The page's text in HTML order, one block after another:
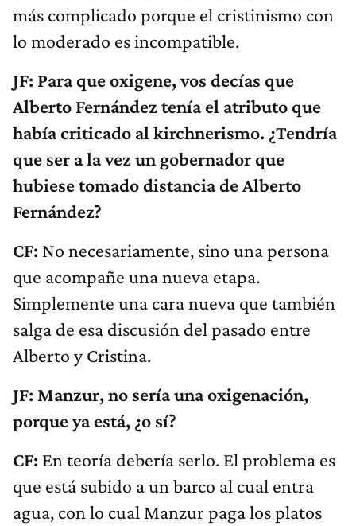
más complicado porque el cristinismo con
lo moderado es incompatible.
JF: Para que oxigene, vos decías que
Alberto Fernández tenía el atributo que
había criticado al kirchnerismo. ¿Tendría
que ser a la vez un gobernador que
hubiese tomado distancia de Alberto
Fernández?
CF: No necesariamente, sino una persona
que acompañe una nueva etapa.
Simplemente una cara nueva que también
salga de esa discusión del pasado entre
Alberto y Cristina.
JF: Manzur, no sería una oxigenación,
porque ya está, ¿o sí?
CF: En teoría debería serlo. El problema es
que está subido a un barco al cual entra
agua, con lo cual Manzur paga los platos